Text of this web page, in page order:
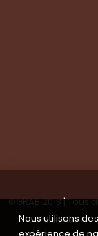
©GRAB 2018 | Tous
Nous utilisons